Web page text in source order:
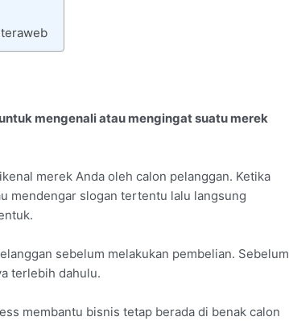
mengenali atau mengingat suatu merek
merek Anda oleh calon pelanggan. Ketika
mendengar slogan tertentu lalu langsung
sebelum melakukan pembelian. Sebelum
terlebih dahulu.
membantu bisnis tetap berada di benak calon